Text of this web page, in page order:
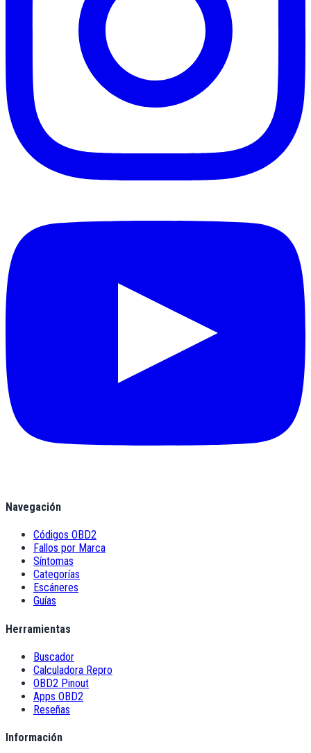
Navegación
Códigos OBD2
Fallos por Marca
Síntomas
Categorías
Escáneres
Guías
Herramientas
Buscador
Calculadora Repro
OBD2 Pinout
Apps OBD2
Reseñas
Información